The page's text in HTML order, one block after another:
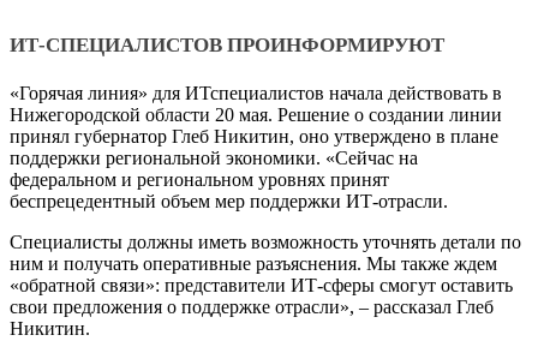
ИТ-СПЕЦИАЛИСТОВ ПРОИНФОРМИРУЮТ
«Горячая линия» для ИТспециалистов начала действовать в
Нижегородской области 20 мая. Решение о создании линии
принял губернатор Глеб Никитин, оно утверждено в плане
поддержки региональной экономики. «Сейчас на
федеральном и региональном уровнях принят
беспрецедентный объем мер поддержки ИТ-отрасли.
Специалисты должны иметь возможность уточнять детали по
ним и получать оперативные разъяснения. Мы также ждем
«обратной связи»: представители ИТ-сферы смогут оставить
свои предложения о поддержке отрасли», – рассказал Глеб
Никитин.